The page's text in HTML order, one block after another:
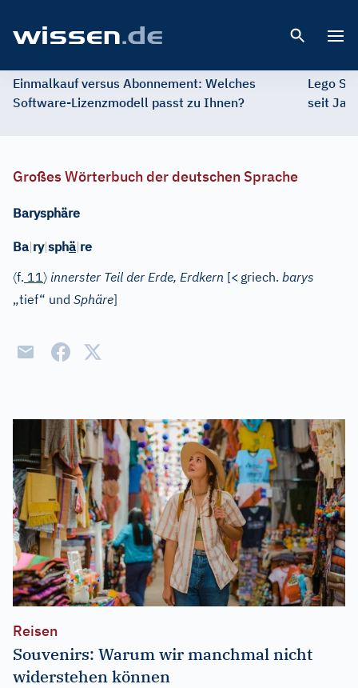
Einmalkauf versus Abonnement: Welches
Software-Lizenzmodell passt zu Ihnen?
Lego
seit
Großes Wörterbuch der deutschen Sprache
Barysphäre
Ba|ry|sphä|re
〈f. 11〉 innerster Teil der Erde, Erdkern [< griech. barys
„tief“ und Sphäre]
Reisen
Souvenirs: Warum wir manchmal nicht
widerstehen können